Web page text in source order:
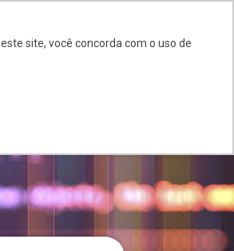
site, você concorda com o uso de